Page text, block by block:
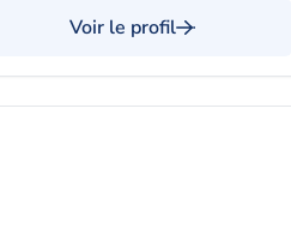
Voir le profil